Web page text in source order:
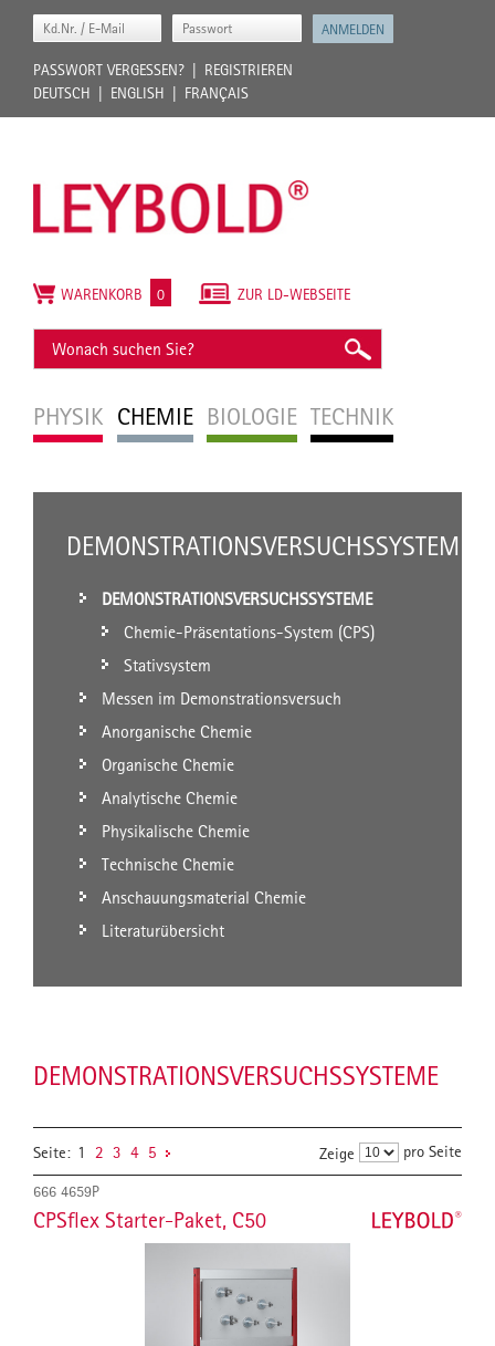
PASSWORT VERGESSEN?
REGISTRIEREN
DEUTSCH
ENGLISH FRANÇAIS
PHYSIK CHEMIE BIOLOGIE TECHNIK
ZUR LD-WEBSEITE
WARENKORB 0
DEMONSTRATIONSVERSUCHSSYSTEME
DEMONSTRATIONSVERSUCHSSYSTEME
Chemie-Präsentations-System (CPS)
Stativsystem
Messen im Demonstrationsversuch
Anorganische Chemie
Organische Chemie
Analytische Chemie
Physikalische Chemie
Technische Chemie
Anschauungsmaterial Chemie
Literaturübersicht
DEMONSTRATIONSVERSUCHSSYSTEME
Seite: 1 2 3 4 5 Zeige pro Seite
666 4659P
CPSflex Starter-Paket, C50